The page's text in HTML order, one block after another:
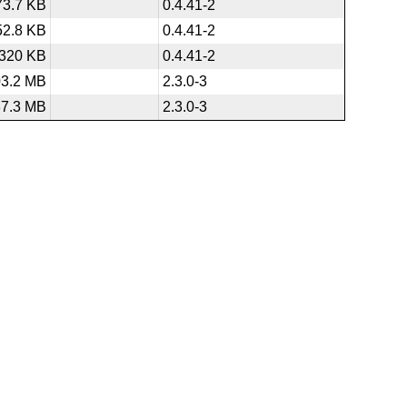
KB
0.4.41-2
KB
0.4.41-2
KB
0.4.41-2
MB
2.3.0-3
MB 2.3.0-3